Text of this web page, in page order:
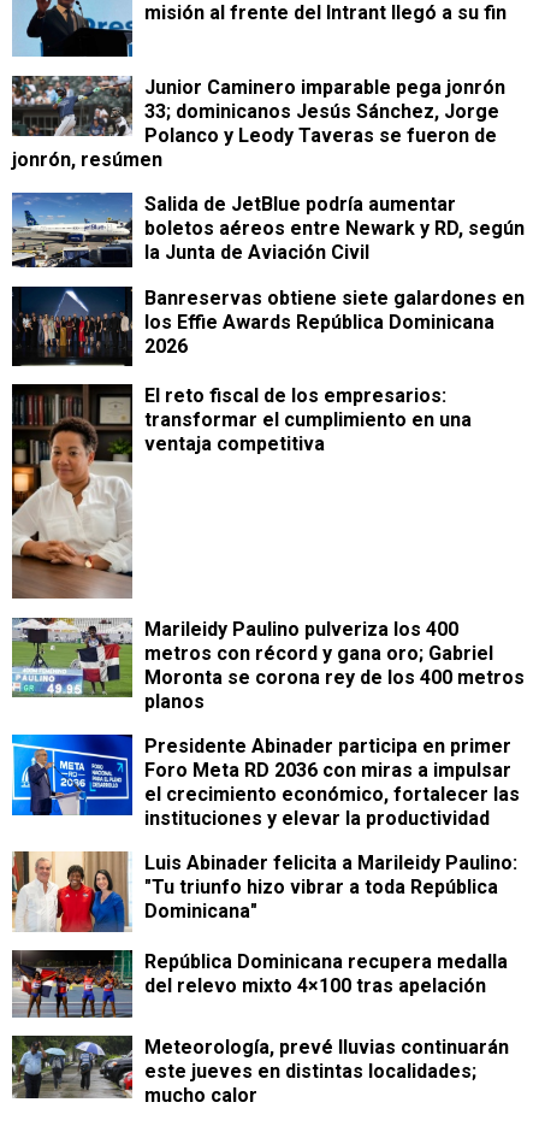
misión al frente del Intrant llegó a su fin
Junior Caminero imparable pega jonrón
33; dominicanos Jesús Sánchez, Jorge
Polanco y Leody Taveras se fueron de
jonrón, resúmen
Salida de JetBlue podría aumentar
boletos aéreos entre Newark y RD, según
la Junta de Aviación Civil
Banreservas obtiene siete galardones en
los Effie Awards República Dominicana
2026
​El reto fiscal de los empresarios:
transformar el cumplimiento en una
ventaja competitiva
Marileidy Paulino pulveriza los 400
metros con récord y gana oro; Gabriel
Moronta se corona rey de los 400 metros
planos
Presidente Abinader participa en primer
Foro Meta RD 2036 con miras a impulsar
el crecimiento económico, fortalecer las
instituciones y elevar la productividad
Luis Abinader felicita a Marileidy Paulino:
"Tu triunfo hizo vibrar a toda República
Dominicana"
República Dominicana recupera medalla
del relevo mixto 4×100 tras apelación
Meteorología, prevé lluvias continuarán
este jueves en distintas localidades;
mucho calor